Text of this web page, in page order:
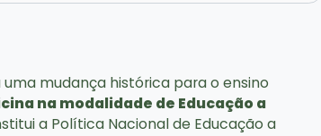
mudança histórica para o ensino
na modalidade de Educação a
a Política Nacional de Educação a